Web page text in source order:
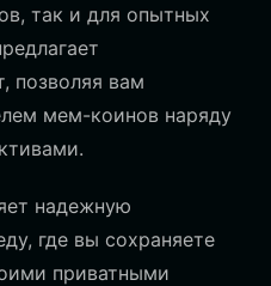
так и для опытных
позволяя вам
мем-коинов наряду
надежную
где вы сохраняете
приватными